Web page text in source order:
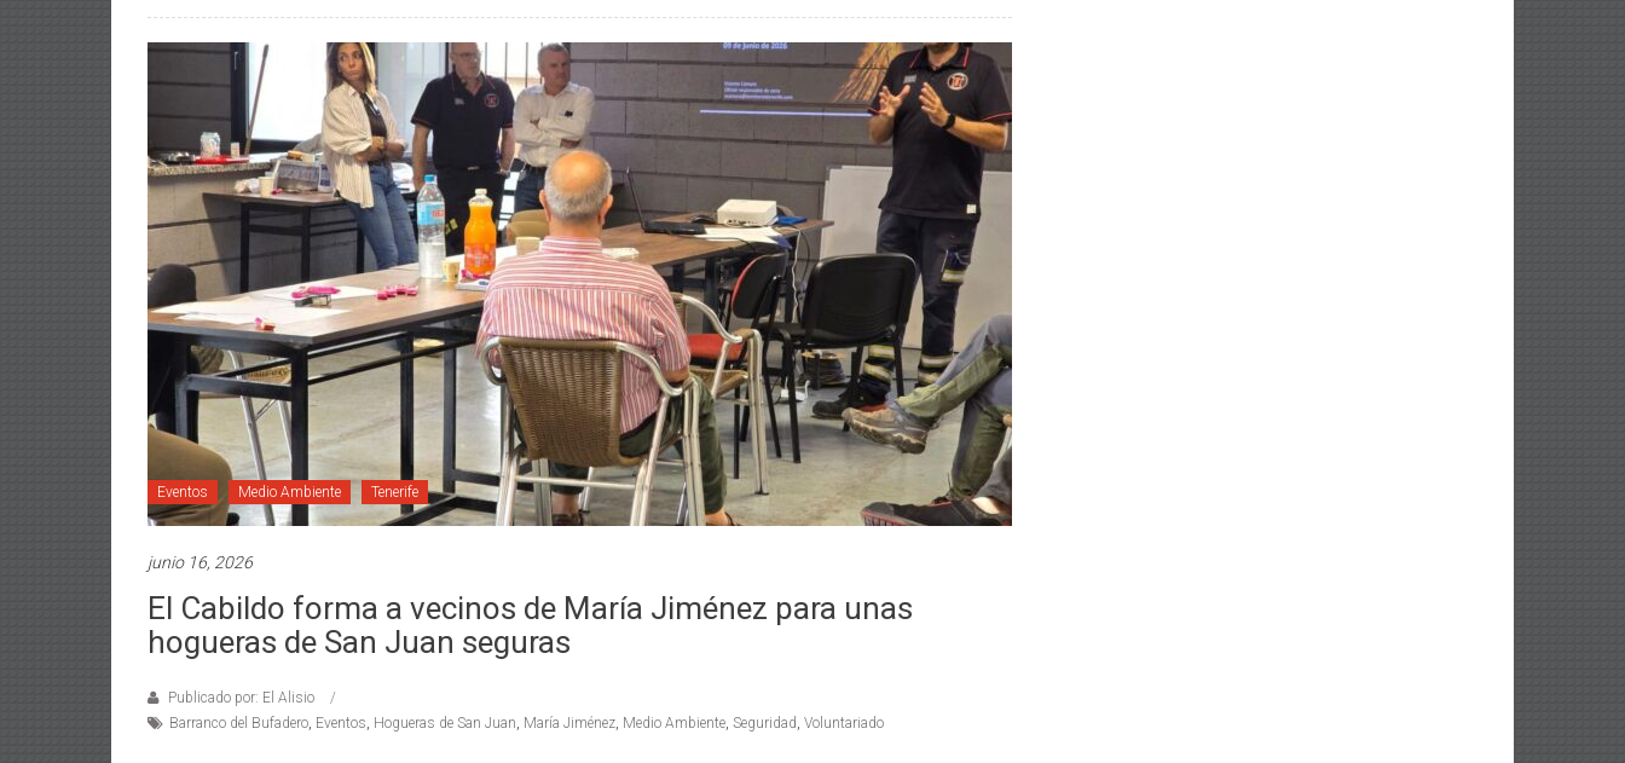
Eventos Medio Ambiente Tenerife
junio 16, 2026
El Cabildo forma a vecinos de María Jiménez para unas
hogueras de San Juan seguras
Publicado por: El Alisio
Barranco del Bufadero, Eventos, Hogueras de San Juan, María Jiménez, Medio Ambiente, Seguridad, Voluntariado